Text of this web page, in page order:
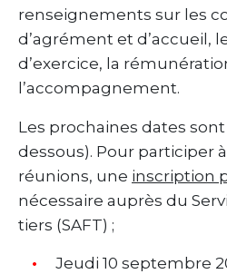
renseignements sur les
d’agrément et d’accueil,
d’exercice, la
l’accompagnement.
Les prochaines dates
dessous). Pour participer
réunions, une inscription
nécessaire auprès du
tiers (SAFT) ;
Jeudi 10 septembre